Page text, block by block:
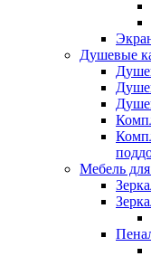
Душевые
Мебель